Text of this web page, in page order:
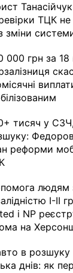
ТЦК
зміни
000 грн за 18
тисяч у
реформи
людям
I-II
і NP
на
в розшуку
днів: як